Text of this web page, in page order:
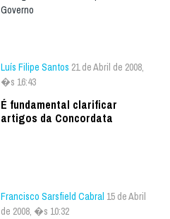
Governo
Luís Filipe Santos 21 de Abril de 2008,
�s 16:43
É fundamental clarificar
artigos da Concordata
Francisco Sarsfield Cabral 15 de Abril
de 2008, �s 10:32